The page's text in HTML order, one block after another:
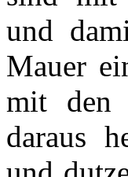
und
Mauer
mit den
daraus